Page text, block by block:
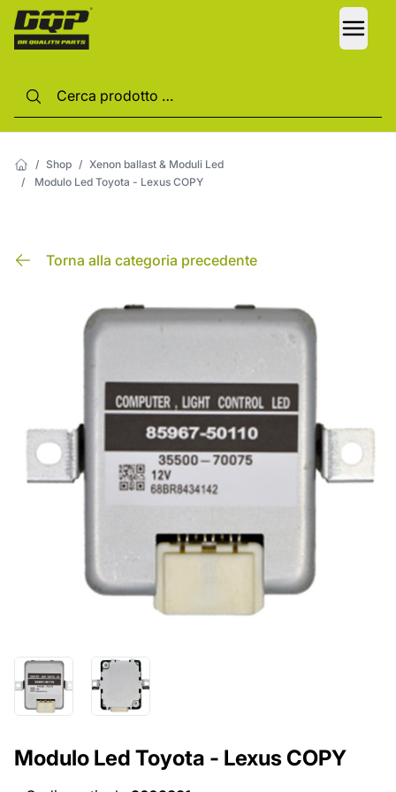
/ Shop / Xenon ballast & Moduli Led
/
Modulo Led Toyota - Lexus COPY
Torna alla categoria precedente
Modulo Led Toyota - Lexus COPY